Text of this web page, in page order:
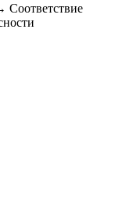
Соответствие